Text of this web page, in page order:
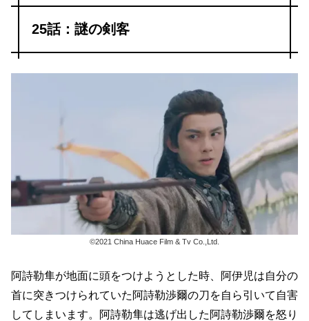
25話：謎の剣客
©2021 China Huace Film & Tv Co.,Ltd.
阿詩勒隼が地面に頭をつけようとした時、阿伊児は自分の
首に突きつけられていた阿詩勒渉爾の刀を自ら引いて自害
してしまいます。阿詩勒隼は逃げ出した阿詩勒渉爾を怒り